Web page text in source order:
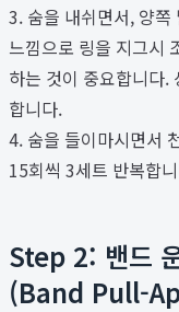
3. 숨을 내쉬면서, 양
느낌으로 링을 지그시
하는 것이 중요합니다.
합니다.
4. 숨을 들이마시면서
15회씩 3세트 반복합
Step 2: 밴드
(Band Pull-